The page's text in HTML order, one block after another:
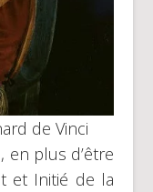
de Vinci
en plus d’être
et Initié de la